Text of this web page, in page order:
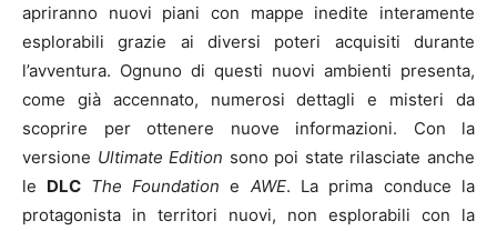
apriranno nuovi piani con mappe inedite interamente
esplorabili grazie ai diversi poteri acquisiti durante
l’avventura. Ognuno di questi nuovi ambienti presenta,
come già accennato, numerosi dettagli e misteri da
scoprire per ottenere nuove informazioni. Con la
versione Ultimate Edition sono poi state rilasciate anche
le DLC The Foundatione AWE. La prima conduce la
protagonista in territori nuovi, non esplorabili con la